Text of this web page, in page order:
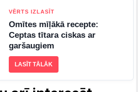
VĒRTS IZLASĪT
Omītes mīļākā recepte:
Ceptas tītara ciskas ar
garšaugiem
LASĪT TĀLĀK